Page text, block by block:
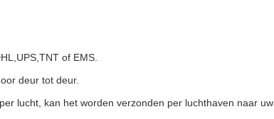
of EMS.
deur tot deur.
lucht, kan het worden verzonden per luchthaven naar uw